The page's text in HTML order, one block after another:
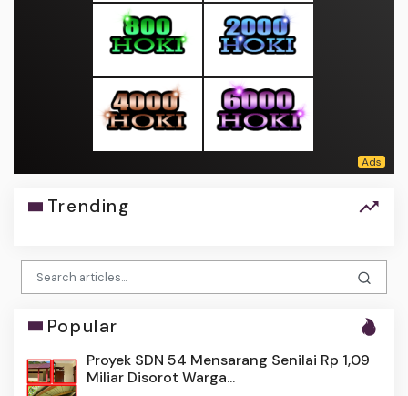
Trending
Popular
Proyek SDN 54 Mensarang Senilai Rp 1,09
Miliar Disorot Warga...